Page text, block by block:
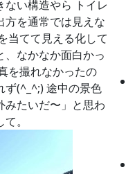
ない構造やら トイレ
方を通常では見えな
当てて見える化して
、なかなか面白かっ
を撮れなかったの
ず(^_^;) 途中の景色
みたいだ〜」と思わ
。